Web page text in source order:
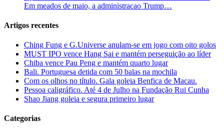
Em meados de maio, a administracao Trump…
Artigos recentes
Ching Fung e G.Universe anulam-se em jogo com oito golos
MUST IPO vence Hang Sai e mantém perseguição ao líder
Chiba vence Pau Peng e mantém quarto lugar
Bali. Portuguesa detida com 50 balas na mochila
Com os olhos no título. Gala goleia Benfica de Macau.
Pessoa caligráfico. Até 4 de Julho na Fundação Rui Cunha
Shao Jiang goleia e segura primeiro lugar
Categorias